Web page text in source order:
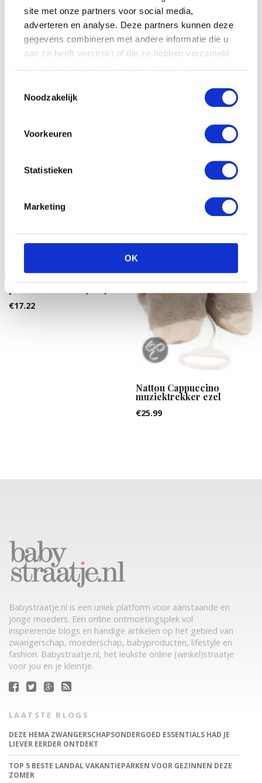
site met onze partners voor social media,
adverteren en analyse. Deze partners kunnen deze
gegevens combineren met andere informatie die u
aan ze heeft verstrekt of die ze hebben verzameld
Noodzakelijk
Voorkeuren
Statistieken
Marketing
OK
Pebbe knuffel – Giraffe
15.99
Disney Minnie mouse
€17.22
Nattou Cappuccino
muziektrekker ezel
€25.99
Babystraatje.nl is een uniek platform voor aanstaande en
jonge moeders. Een online ontmoetingsplek vol
inspirerende blogs en handige artikelen op het gebied van
zwangerschap, moederschap, babyproducten, lifestyle en
fashion. Babystraatje.nl, het leukste online (winkel)straatje
voor jou en je kleintje.
LAATSTE BLOGS
DEZE HEMA ZWANGERSCHAPSONDERGOED ESSENTIALS HAD JE
LIEVER EERDER ONTDEKT
TOP 5 BESTE LANDAL VAKANTIEPARKEN VOOR GEZINNEN DEZE
ZOMER